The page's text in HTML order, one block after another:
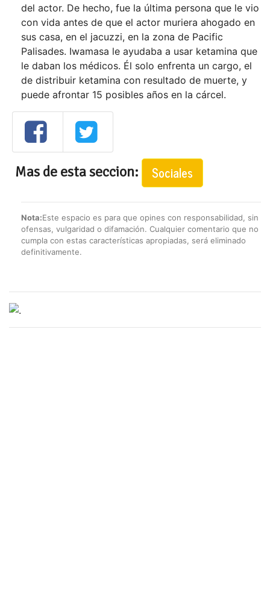
del actor. De hecho, fue la última persona que le vio
con vida antes de que el actor muriera ahogado en
sus casa, en el jacuzzi, en la zona de Pacific
Palisades. Iwamasa le ayudaba a usar ketamina que
le daban los médicos. Él solo enfrenta un cargo, el
de distribuir ketamina con resultado de muerte, y
puede afrontar 15 posibles años en la cárcel.
Mas de esta seccion: Sociales
Nota:Este espacio es para que opines con responsabilidad, sin
ofensas, vulgaridad o difamación. Cualquier comentario que no
cumpla con estas características apropiadas, será eliminado
definitivamente.